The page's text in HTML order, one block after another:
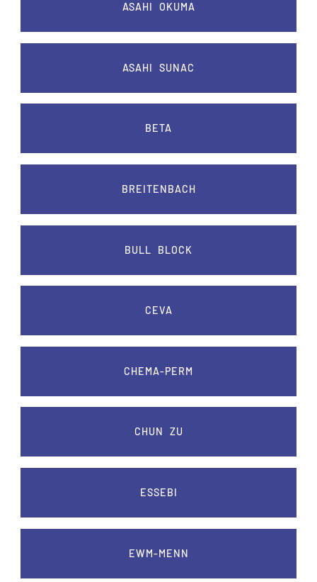
ASAHI OKUMA
ASAHI SUNAC
BETA
BREITENBACH
BULL BLOCK
CEVA
CHEMA-PERM
CHUN ZU
ESSEBI
EWM-MENN